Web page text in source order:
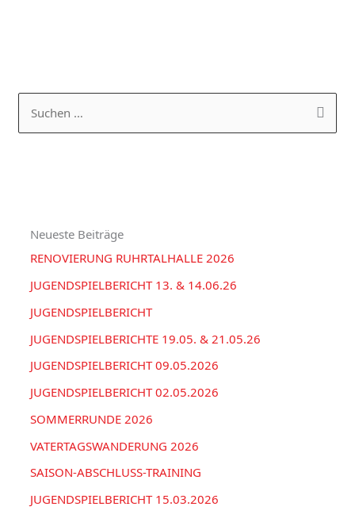
Neueste Beiträge
RENOVIERUNG RUHRTALHALLE 2026
JUGENDSPIELBERICHT 13. & 14.06.26
JUGENDSPIELBERICHT
JUGENDSPIELBERICHTE 19.05. & 21.05.26
JUGENDSPIELBERICHT 09.05.2026
JUGENDSPIELBERICHT 02.05.2026
SOMMERRUNDE 2026
VATERTAGSWANDERUNG 2026
SAISON-ABSCHLUSS-TRAINING
JUGENDSPIELBERICHT 15.03.2026